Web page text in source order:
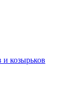
и козырьков